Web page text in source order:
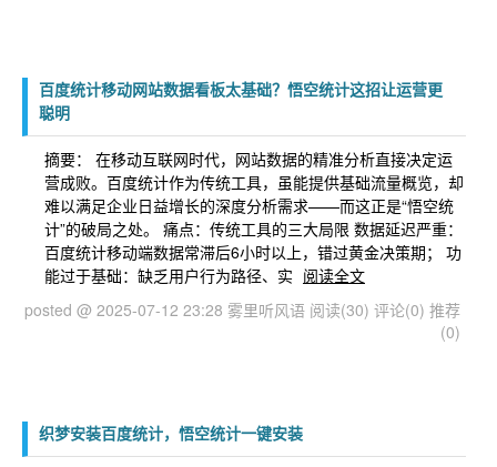
百度统计移动网站数据看板太基础？悟空统计这招让运营更
聪明
摘要： 在移动互联网时代，网站数据的精准分析直接决定运
营成败。百度统计作为传统工具，虽能提供基础流量概览，却
难以满足企业日益增长的深度分析需求——而这正是“悟空统
计”的破局之处。 痛点：传统工具的三大局限 数据延迟严重：
百度统计移动端数据常滞后6小时以上，错过黄金决策期； 功
能过于基础：缺乏用户行为路径、实 阅读全文
posted @ 2025-07-12 23:28 雾里听风语 阅读(30) 评论(0) 推荐
(0)
织梦安装百度统计，悟空统计一键安装